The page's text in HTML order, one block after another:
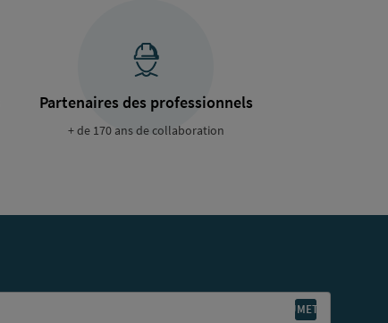
Partenaires des professionnels
+ de 170 ans de collaboration